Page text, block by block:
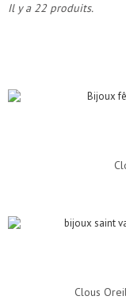
Il y a 22 produits.
Clous